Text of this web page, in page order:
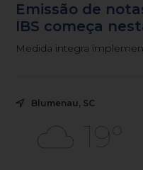
Emissão de
IBS começa
Medida integra
Blumenau, SC
19°